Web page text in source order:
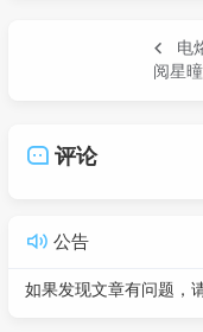
电
阅星
评论
公告
如果发现文章有问题，